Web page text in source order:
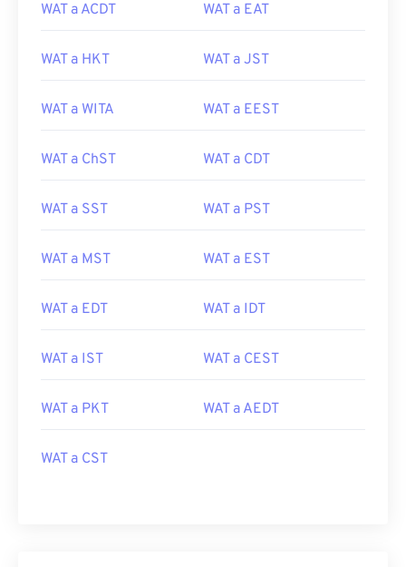
WAT a ACDT WAT a EAT
WAT a HKT WAT a JST
WAT a WITA WAT a EEST
WAT a ChST WAT a CDT
WAT a SST WAT a PST
WAT a MST WAT a EST
WAT a EDT WAT a IDT
WAT a IST WAT a CEST
WAT a PKT WAT a AEDT
WAT a CST